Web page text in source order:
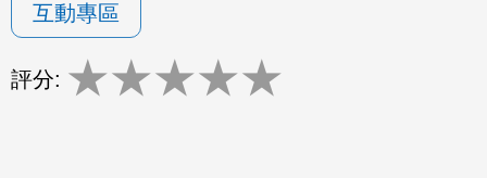
互動專區
評分: ★★★★★